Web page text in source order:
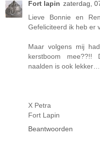
Fort lapin zaterdag,
Lieve Bonnie en
Gefeliciteerd ik heb er
Maar volgens mij
kerstboom
naalden is ook lekker….
X Petra
Fort Lapin
Beantwoorden